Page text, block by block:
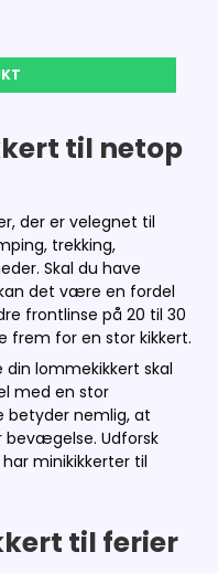
til netop
der er velegnet til
trekking,
Skal du have
det være en fordel
frontlinse på 20 til 30
frem for en stor kikkert.
din lommekikkert skal
med en stor
betyder nemlig, at
bevægelse. Udforsk
minikikkerter til
til ferier